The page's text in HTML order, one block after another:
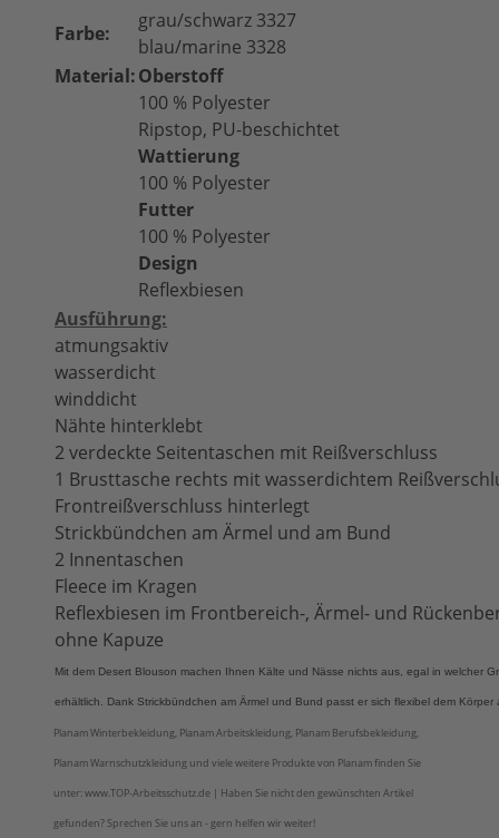
Farbe:
grau/schwarz 3327
blau/marine 3328
Material:Oberstoff
100 % Polyester
Ripstop, PU-beschichtet
Wattierung
100 % Polyester
Futter
100 % Polyester
Design
Reflexbiesen
Ausführung:
atmungsaktiv
wasserdicht
winddicht
Nähte hinterklebt
2 verdeckte Seitentaschen mit Reißverschluss
1 Brusttasche rechts mit wasserdichtem
Frontreißverschluss hinterlegt
Strickbündchen am Ärmel und am Bund
2 Innentaschen
Fleece im Kragen
Reflexbiesen im Frontbereich-, Ärmel- und
ohne Kapuze
Mit dem Desert Blouson machen Ihnen Kälte und Nässe nichts aus, egal in welcher
erhältlich. Dank Strickbündchen am Ärmel und Bund passt er sich flexibel dem Körper
Planam Winterbekleidung, Planam Arbeitskleidung, Planam Berufsbekleidung,
Planam Warnschutzkleidung und viele weitere Produkte von Planam finden Sie
unter: www.TOP-Arbeitsschutz.de | Haben Sie nicht den gewünschten Artikel
gefunden? Sprechen Sie uns an - gern helfen wir weiter!